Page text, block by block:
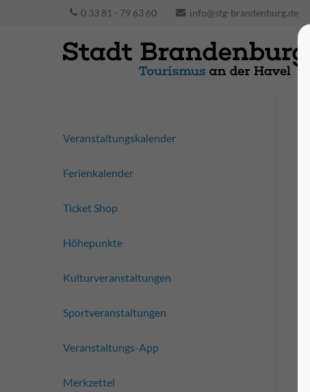
0 33 81 - 79 63 60 info@stg-brandenburg.de
Veranstaltungskalender
Ferienkalender
Ticket Shop
Höhepunkte
Kulturveranstaltungen
Sportveranstaltungen
Veranstaltungs-App
Merkzettel